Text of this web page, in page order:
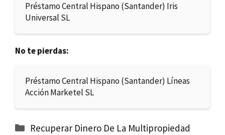
Préstamo Central Hispano (Santander) Iris
Universal SL
No te pierdas:
Préstamo Central Hispano (Santander) Líneas
Acción Marketel SL
Categorías
Recuperar Dinero De La Multipropiedad